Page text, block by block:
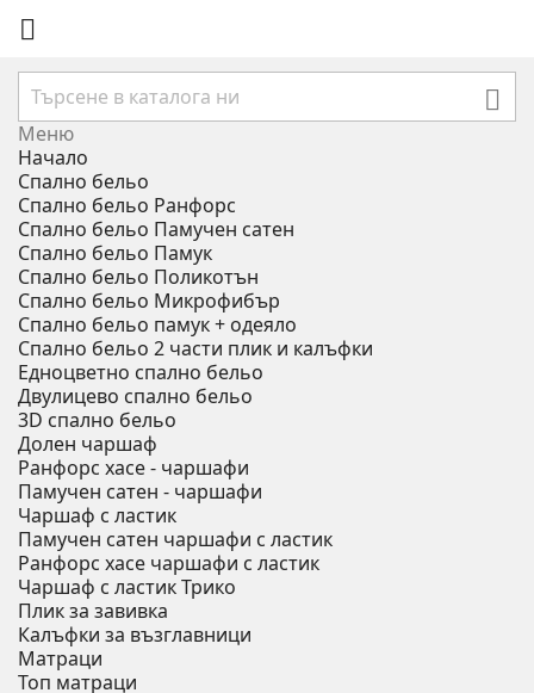


Меню
Начало
Спално бельо
Спално бельо Ранфорс
Спално бельо Памучен сатен
Спално бельо Памук
Спално бельо Поликотън
Спално бельо Микрофибър
Спално бельо памук + одеяло
Спално бельо 2 части плик и калъфки
Eдноцветно спално бельо
Двулицево спално бельо
3D спално бельо
Долен чаршаф
Ранфорс хасе - чаршафи
Памучен сатен - чаршафи
Чаршаф с ластик
Памучен сатен чаршафи с ластик
Ранфорс хасе чаршафи с ластик
Чаршаф с ластик Трико
Плик за завивкa
Калъфки за възглавници
Матраци
Топ матраци